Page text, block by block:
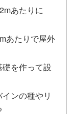
あたりに
あたりで屋外
を作って設
ンの種やリ